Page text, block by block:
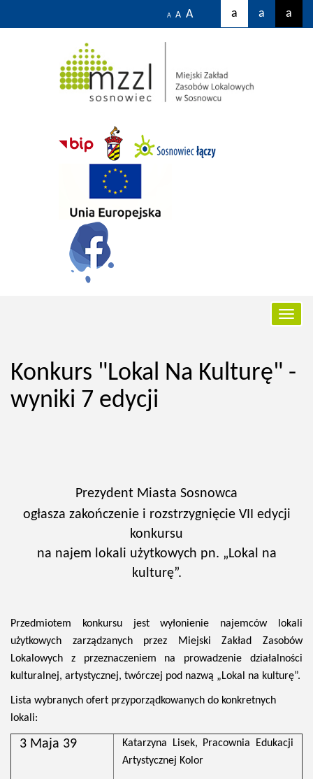
A A A a a a
Konkurs "Lokal Na Kulturę" -
wyniki 7 edycji
Prezydent Miasta Sosnowca
ogłasza zakończenie i rozstrzygnięcie VII edycji
konkursu
na najem lokali użytkowych pn. „Lokal na
kulturę”.
Przedmiotem konkursu jest wyłonienie najemców lokali
użytkowych zarządzanych przez Miejski Zakład Zasobów
Lokalowych z przeznaczeniem na prowadzenie działalności
kulturalnej, artystycznej, twórczej pod nazwą „Lokal na kulturę”.
Lista wybranych ofert przyporządkowanych do konkretnych
lokali:
3 Maja 39
Katarzyna Lisek, Pracownia Edukacji
Artystycznej Kolor